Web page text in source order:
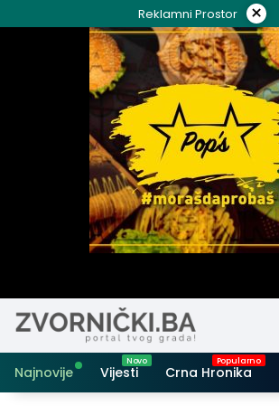
to
Reklamni Prostor ×
Najnovije Vijesti Crna Hronika